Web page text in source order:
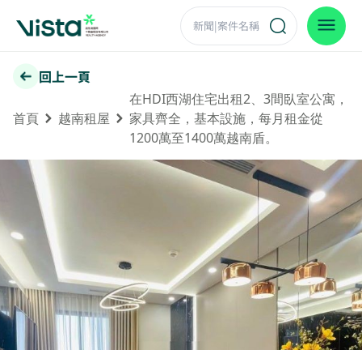
回上一頁
首頁 越南租屋
在HDI西湖住宅出租2、3間臥室公寓，
家具齊全，基本設施，每月租金從
1200萬至1400萬越南盾。